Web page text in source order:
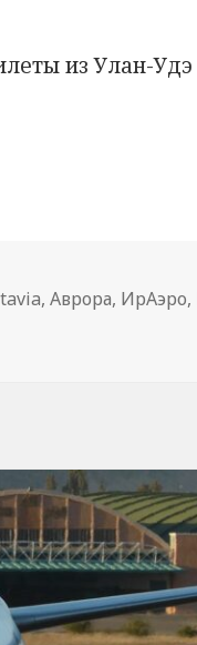
из Улан-Удэ
из Улан-Удэ
,Аврора, ИрАэро,